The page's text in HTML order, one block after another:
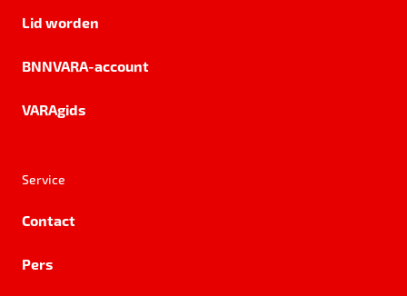
Lid worden
BNNVARA-account
VARAgids
Service
Contact
Pers